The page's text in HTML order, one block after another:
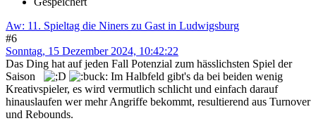
Aw: 11. Spieltag die Niners zu Gast in Ludwigsburg
#6
Sonntag, 15 Dezember 2024, 10:42:22
Das Ding hat auf jeden Fall Potenzial zum hässlichsten Spiel der
Saison
Im Halbfeld gibt's da bei beiden wenig
Kreativspieler, es wird vermutlich schlicht und einfach darauf
hinauslaufen wer mehr Angriffe bekommt, resultierend aus Turnover
und Rebounds.